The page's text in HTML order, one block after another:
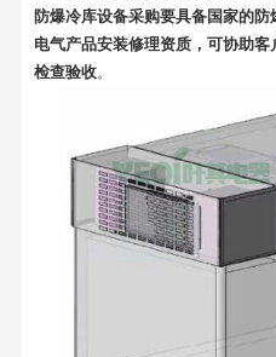
防爆冷库设备采购要具备国家的防
电气产品安装修理资质，可协助
检查验收。